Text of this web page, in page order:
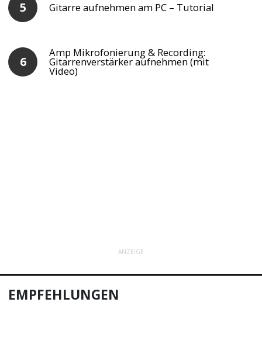
Gitarre aufnehmen am PC – Tutorial
Amp Mikrofonierung & Recording:
Gitarrenverstärker aufnehmen (mit
Video)
ANZEIGE
EMPFEHLUNGEN